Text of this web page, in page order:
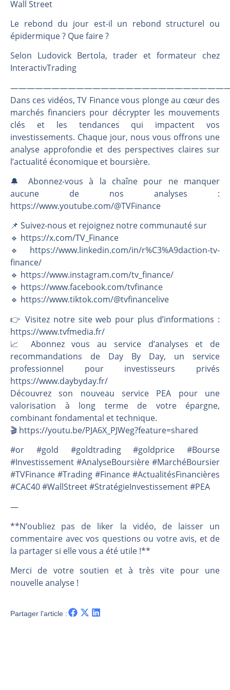
Wall Street
Le rebond du jour est-il un rebond structurel ou
épidermique ? Que faire ?
Selon Ludovick Bertola, trader et formateur chez
InteractivTrading
Dans ces vidéos, TV Finance vous plonge au cœur des
marchés financiers pour décrypter les mouvements
clés et les tendances qui impactent vos
investissements. Chaque jour, nous vous offrons une
analyse approfondie et des perspectives claires sur
l’actualité économique et boursière.
🔔 Abonnez-vous à la chaîne pour ne manquer
aucune de nos analyses :
https://www.youtube.com/@TVFinance
📌 Suivez-nous et rejoignez notre communauté sur
🔹 https://x.com/TV_Finance
🔹 https://www.linkedin.com/in/r%C3%A9daction-tv-
finance/
🔹 https://www.instagram.com/tv_finance/
🔹 https://www.facebook.com/tvfinance
🔹 https://www.tiktok.com/@tvfinancelive
👉️ Visitez notre site web pour plus d’informations :
https://www.tvfmedia.fr/
📈 Abonnez vous au service d’analyses et de
recommandations de Day By Day, un service
professionnel pour investisseurs privés
https://www.daybyday.fr/
Découvrez son nouveau service PEA pour une
valorisation à long terme de votre épargne,
combinant fondamental et technique.
🎬️ https://youtu.be/PJA6X_PJWeg?feature=shared
#or #gold #goldtrading #goldprice #Bourse
#Investissement #AnalyseBoursière #MarchéBoursier
#TVFinance #Trading #Finance #ActualitésFinancières
#CAC40 #WallStreet #StratégieInvestissement #PEA
—
**N’oubliez pas de liker la vidéo, de laisser un
commentaire avec vos questions ou votre avis, et de
la partager si elle vous a été utile !**
Merci de votre soutien et à très vite pour une
nouvelle analyse !
Partager l'article :